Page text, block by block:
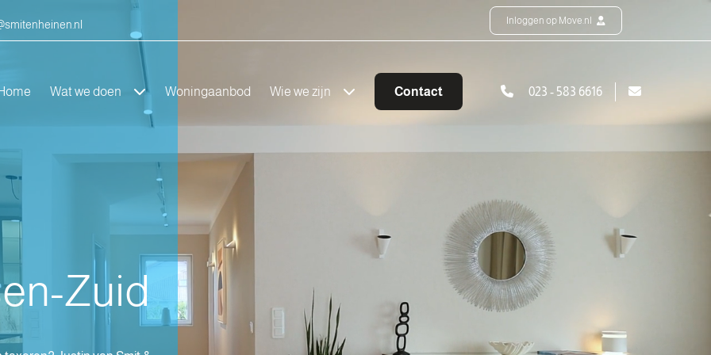
Inloggen op Move.nl
Wat we doen Woningaanbod Wie we zijn Contact 023 - 583 6616
Zuid